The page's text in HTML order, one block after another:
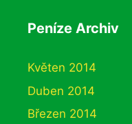
Peníze Archiv
Květen 2014
Duben 2014
Březen 2014